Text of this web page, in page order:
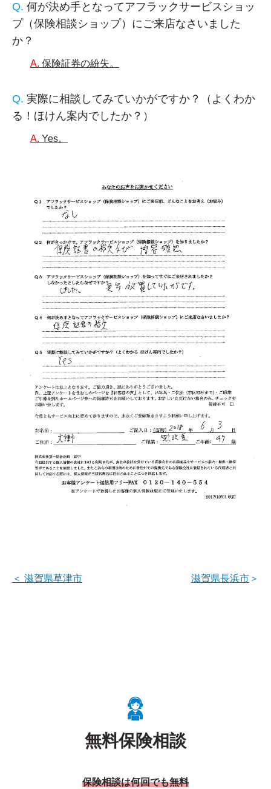
何が決め手となってアフラックサービスショッ
プ（保険相談ショップ）にご来店なさいました
か？
保険証券の紛失。
実際に相談してみていかがですか？（よくわか
る！ほけん案内でしたか？）
Yes。
＜ 滋賀県草津市 ＞
滋賀県長浜市
無料保険相談
保険相談は何回でも無料